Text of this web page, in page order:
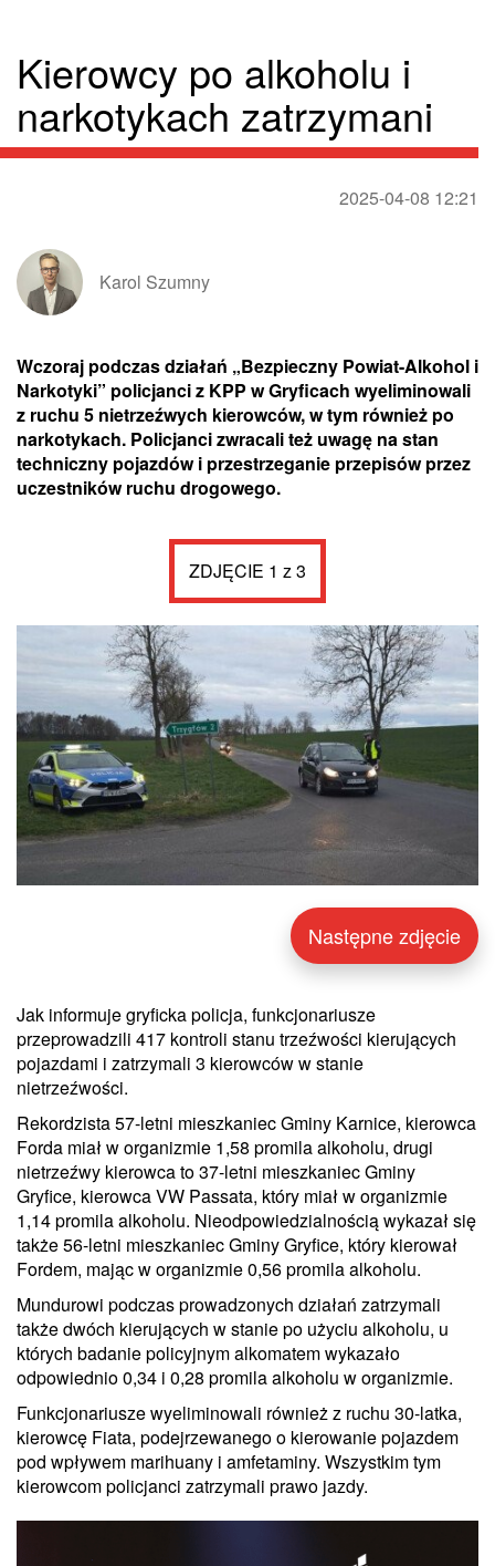
Kierowcy po alkoholu i
narkotykach zatrzymani
2025-04-08 12:21
Karol Szumny
Wczoraj podczas działań „Bezpieczny Powiat-Alkohol i
Narkotyki” policjanci z KPP w Gryficach wyeliminowali
z ruchu 5 nietrzeźwych kierowców, w tym również po
narkotykach. Policjanci zwracali też uwagę na stan
techniczny pojazdów i przestrzeganie przepisów przez
uczestników ruchu drogowego.
ZDJĘCIE 1 z 3
Następne zdjęcie
Jak informuje gryficka policja, funkcjonariusze
przeprowadzili 417 kontroli stanu trzeźwości kierujących
pojazdami i zatrzymali 3 kierowców w stanie
nietrzeźwości.
Rekordzista 57-letni mieszkaniec Gminy Karnice, kierowca
Forda miał w organizmie 1,58 promila alkoholu, drugi
nietrzeźwy kierowca to 37-letni mieszkaniec Gminy
Gryfice, kierowca VW Passata, który miał w organizmie
1,14 promila alkoholu. Nieodpowiedzialnością wykazał się
także 56-letni mieszkaniec Gminy Gryfice, który kierował
Fordem, mając w organizmie 0,56 promila alkoholu.
Mundurowi podczas prowadzonych działań zatrzymali
także dwóch kierujących w stanie po użyciu alkoholu, u
których badanie policyjnym alkomatem wykazało
odpowiednio 0,34 i 0,28 promila alkoholu w organizmie.
Funkcjonariusze wyeliminowali również z ruchu 30-latka,
kierowcę Fiata, podejrzewanego o kierowanie pojazdem
pod wpływem marihuany i amfetaminy. Wszystkim tym
kierowcom policjanci zatrzymali prawo jazdy.